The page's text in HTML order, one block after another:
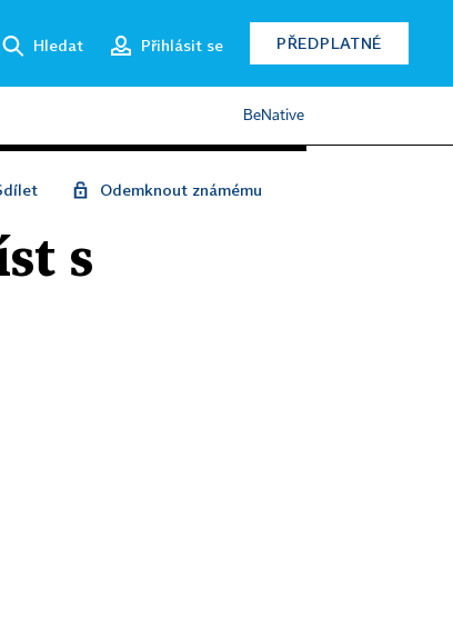
Hledat Přihlásit se PŘEDPLATNÉ
BeNative
Odemknout známému
s